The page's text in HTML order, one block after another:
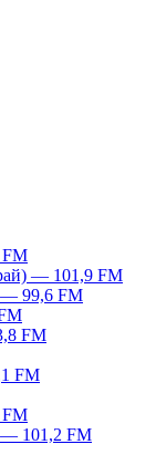
FM
— 101,9 FM
— 99,6 FM
FM
FM
FM
— 101,2 FM